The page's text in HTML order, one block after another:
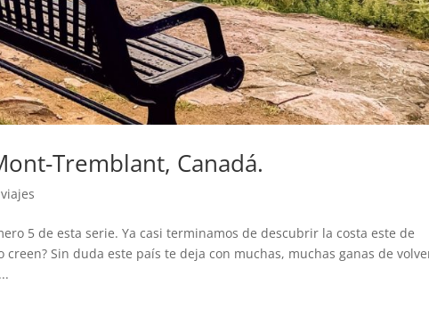
Tremblant, Canadá.
5 de esta serie. Ya casi terminamos de descubrir la costa este de
Sin duda este país te deja con muchas, muchas ganas de